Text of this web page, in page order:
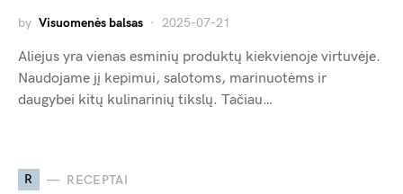
by Visuomenės balsas 2025-07-21
Aliejus yra vienas esminių produktų kiekvienoje virtuvėje.
Naudojame jį kepimui, salotoms, marinuotėms ir
daugybei kitų kulinarinių tikslų. Tačiau…
R RECEPTAI